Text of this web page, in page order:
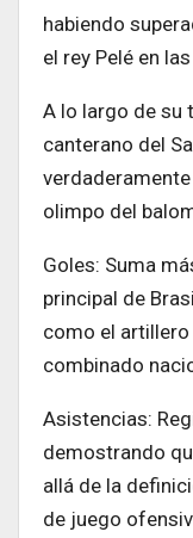
habiendo
el rey Pelé en
A lo largo de su
canterano del
olimpo del
Goles: Suma
principal de
como el
combinado
Asistencias:
demostrando
allá de la
de juego